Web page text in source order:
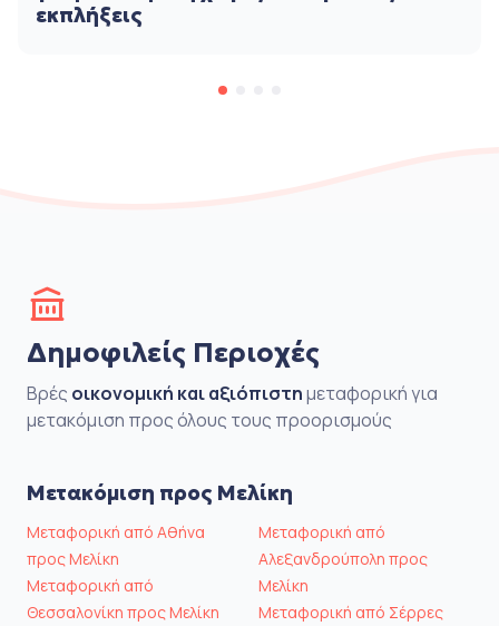
εκπλήξεις
Δημοφιλείς Περιοχές
Βρές οικονομική και αξιόπιστημεταφορική για
μετακόμιση προς όλους τους προορισμούς
Μετακόμιση προς Μελίκη
Μεταφορική από Αθήνα
προς Μελίκη
Μεταφορική από
Θεσσαλονίκη προς Μελίκη
Μεταφορική από
Αλεξανδρούπολη προς
Μελίκη
Μεταφορική από Σέρρες